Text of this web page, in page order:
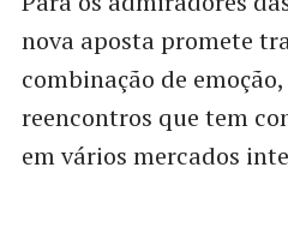
nova aposta promete
combinação de
reencontros que tem
em vários mercados